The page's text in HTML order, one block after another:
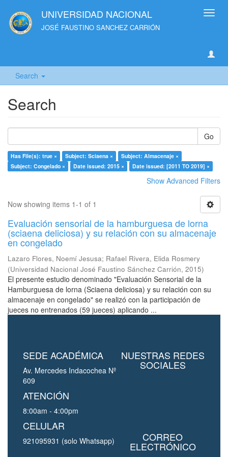
UNIVERSIDAD NACIONAL
JOSÉ FAUSTINO SANCHEZ CARRIÓN
Search
Search
Go
Has File(s): true × Subject: Sciaena ×
Subject: Almacenaje ×
Subject: Congelado ×
Date issued: 2015 × Date issued: [2011 TO 2019] ×
Show Advanced Filters
Now showing items 1-1 of 1
Evaluación sensorial de la hamburguesa de lorna
(sciaena deliciosa) y su relación con su almacenaje
en congelado
Lazaro Flores, Noemí Jesusa; Rafael Rivera, Elida Rosmery
(Universidad Nacional José Faustino Sánchez Carrión, 2015)
El presente estudio denominado "Evaluación Sensorial de la
Hamburguesa de lorna (Sciaena deliciosa) y su relación con su
almacenaje en congelado" se realizó con la participación de
jueces no entrenados (59 jueces) aplicando ...
SEDE ACADÉMICA
Av. Mercedes Indacochea Nº
609
ATENCIÓN
8:00am - 4:00pm
CELULAR
921095931 (solo Whatsapp)
NUESTRAS REDES
SOCIALES
CORREO
ELECTRÓNICO